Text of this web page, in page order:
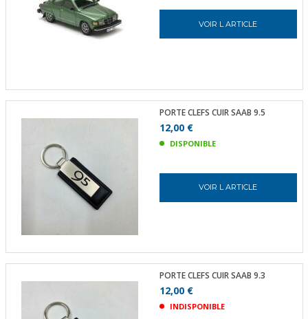
VOIR L ARTICLE
PORTE CLEFS CUIR SAAB 9.5
12,00 €
DISPONIBLE
VOIR L ARTICLE
PORTE CLEFS CUIR SAAB 9.3
12,00 €
INDISPONIBLE